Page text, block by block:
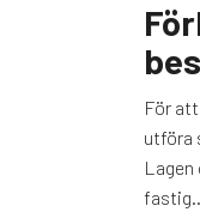
För
utföra
Lagen